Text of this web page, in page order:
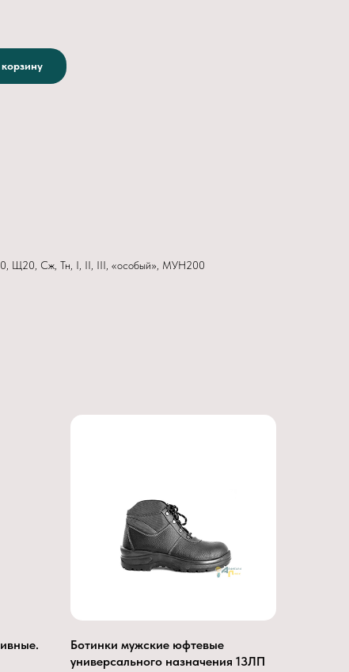
Щ20, Сж, Тн, I, II, III, «особый», МУН200
Ботинки мужские юфтевые
универсального назначения 13ЛП